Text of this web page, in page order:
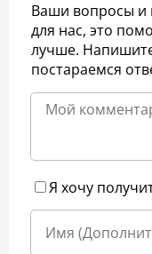
Ваши вопросы и
для нас, это
лучше.
постараемся
Я хочу